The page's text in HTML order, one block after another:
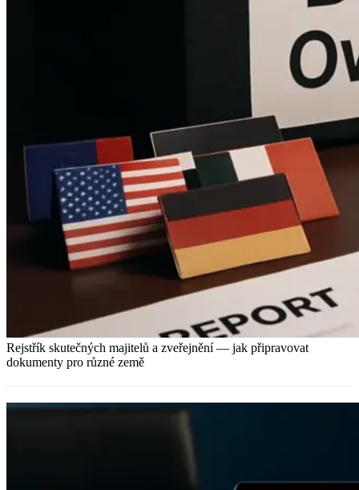
Rejstřík skutečných majitelů a zveřejnění — jak připravovat
dokumenty pro různé země